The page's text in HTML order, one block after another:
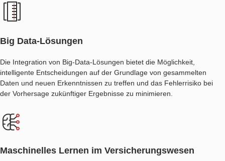
Big Data-Lösungen
Die Integration von Big-Data-Lösungen bietet die Möglichkeit,
intelligente Entscheidungen auf der Grundlage von gesammelten
Daten und neuen Erkenntnissen zu treffen und das Fehlerrisiko bei
der Vorhersage zukünftiger Ergebnisse zu minimieren.
Maschinelles Lernen im Versicherungswesen